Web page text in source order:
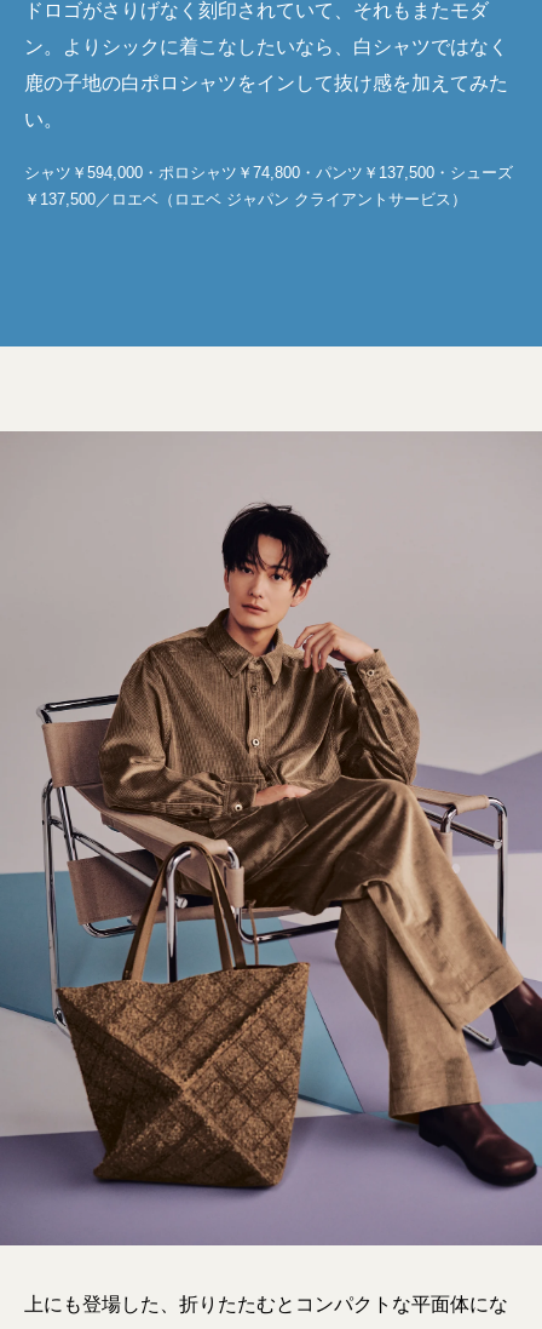
ドロゴがさりげなく刻印されていて、それもまたモダ
ン。よりシックに着こなしたいなら、白シャツではなく
鹿の子地の白ポロシャツをインして抜け感を加えてみた
い。
シャツ￥594,000・ポロシャツ￥74,800・パンツ￥137,500・シューズ
￥137,500／ロエベ（ロエベ ジャパン クライアントサービス）
上にも登場した、折りたたむとコンパクトな平面体にな